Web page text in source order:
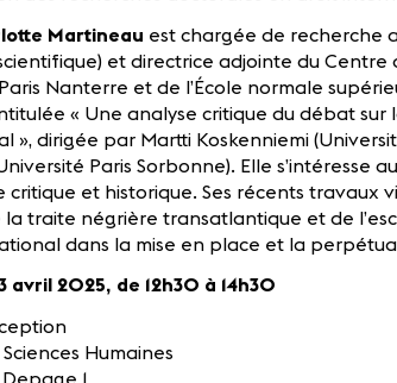
Martineau est chargée de recherche
et directrice adjointe du
Nanterre et de l’École normale
« Une analyse critique du débat
», dirigée par Martti Koskenniemi
Paris Sorbonne). Elle s’intéresse
critique et historique. Ses récents travaux
la traite négrière transatlantique et de
dans la mise en place et la
avril 2025, de 12h30 à 14h30
Humaines